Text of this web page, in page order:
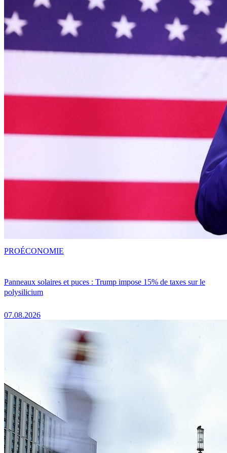
Panneaux solaires et puces : Trump impose 15% de taxes sur le
polysilicium
07.08.2026
PROÉCONOMIE